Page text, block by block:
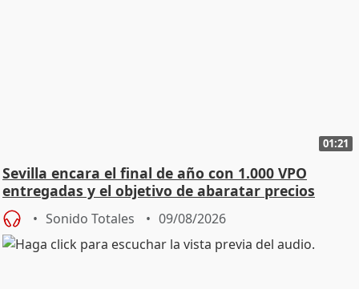
01:21
Sevilla encara el final de año con 1.000 VPO
entregadas y el objetivo de abaratar precios
Sonido Totales 09/08/2026